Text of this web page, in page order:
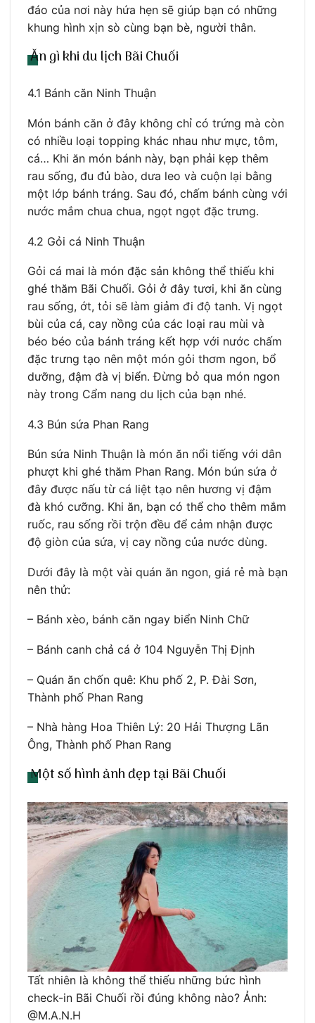
đáo của nơi này hứa hẹn sẽ giúp bạn có những
khung hình xịn sò cùng bạn bè, người thân.
Ăn gì khi du lịch Bãi Chuối
4.1 Bánh căn Ninh Thuận
Món bánh căn ở đây không chỉ có trứng mà còn
có nhiều loại topping khác nhau như mực, tôm,
cá… Khi ăn món bánh này, bạn phải kẹp thêm
rau sống, đu đủ bào, dưa leo và cuộn lại bằng
một lớp bánh tráng. Sau đó, chấm bánh cùng với
nước mắm chua chua, ngọt ngọt đặc trưng.
4.2 Gỏi cá Ninh Thuận
Gỏi cá mai là món đặc sản không thể thiếu khi
ghé thăm Bãi Chuối. Gỏi ở đây tươi, khi ăn cùng
rau sống, ớt, tỏi sẽ làm giảm đi độ tanh. Vị ngọt
bùi của cá, cay nồng của các loại rau mùi và
béo béo của bánh tráng kết hợp với nước chấm
đặc trưng tạo nên một món gỏi thơm ngon, bổ
dưỡng, đậm đà vị biển. Đừng bỏ qua món ngon
này trong Cẩm nang du lịch của bạn nhé.
4.3 Bún sứa Phan Rang
Bún sứa Ninh Thuận là món ăn nổi tiếng với dân
phượt khi ghé thăm Phan Rang. Món bún sứa ở
đây được nấu từ cá liệt tạo nên hương vị đậm
đà khó cưỡng. Khi ăn, bạn có thể cho thêm mắm
ruốc, rau sống rồi trộn đều để cảm nhận được
độ giòn của sứa, vị cay nồng của nước dùng.
Dưới đây là một vài quán ăn ngon, giá rẻ mà bạn
nên thử:
– Bánh xèo, bánh căn ngay biển Ninh Chữ
– Bánh canh chả cá ở 104 Nguyễn Thị Định
– Quán ăn chốn quê: Khu phố 2, P. Đài Sơn,
Thành phố Phan Rang
– Nhà hàng Hoa Thiên Lý: 20 Hải Thượng Lãn
Ông, Thành phố Phan Rang
Một số hình ảnh đẹp tại Bãi Chuối
Tất nhiên là không thể thiếu những bức hình
check-in Bãi Chuối rồi đúng không nào? Ảnh:
@M.A.N.H